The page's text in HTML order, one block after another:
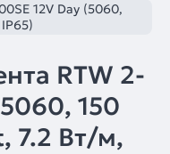
12V Day (5060,
RTW 2-
150
7.2 Вт/м,